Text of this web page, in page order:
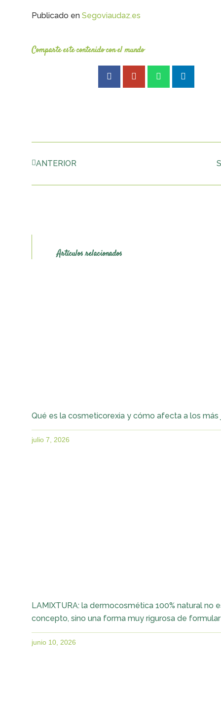
Publicado enSegoviaudaz.es
Comparte este contenido con el mundo
ANTERIOR
Artículos relacionados
Qué es la cosmeticorexia y cómo afecta a los
julio 7, 2026
LAMIXTURA: la dermocosmética 100% natural no
concepto, sino una forma muy rigurosa de formular
junio 10, 2026